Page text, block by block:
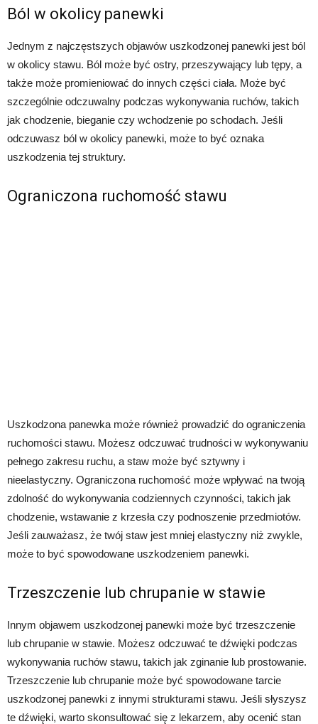
Ból w okolicy panewki
Jednym z najczęstszych objawów uszkodzonej panewki jest ból
w okolicy stawu. Ból może być ostry, przeszywający lub tępy, a
także może promieniować do innych części ciała. Może być
szczególnie odczuwalny podczas wykonywania ruchów, takich
jak chodzenie, bieganie czy wchodzenie po schodach. Jeśli
odczuwasz ból w okolicy panewki, może to być oznaka
uszkodzenia tej struktury.
Ograniczona ruchomość stawu
Uszkodzona panewka może również prowadzić do ograniczenia
ruchomości stawu. Możesz odczuwać trudności w wykonywaniu
pełnego zakresu ruchu, a staw może być sztywny i
nieelastyczny. Ograniczona ruchomość może wpływać na twoją
zdolność do wykonywania codziennych czynności, takich jak
chodzenie, wstawanie z krzesła czy podnoszenie przedmiotów.
Jeśli zauważasz, że twój staw jest mniej elastyczny niż zwykle,
może to być spowodowane uszkodzeniem panewki.
Trzeszczenie lub chrupanie w stawie
Innym objawem uszkodzonej panewki może być trzeszczenie
lub chrupanie w stawie. Możesz odczuwać te dźwięki podczas
wykonywania ruchów stawu, takich jak zginanie lub prostowanie.
Trzeszczenie lub chrupanie może być spowodowane tarcie
uszkodzonej panewki z innymi strukturami stawu. Jeśli słyszysz
te dźwięki, warto skonsultować się z lekarzem, aby ocenić stan